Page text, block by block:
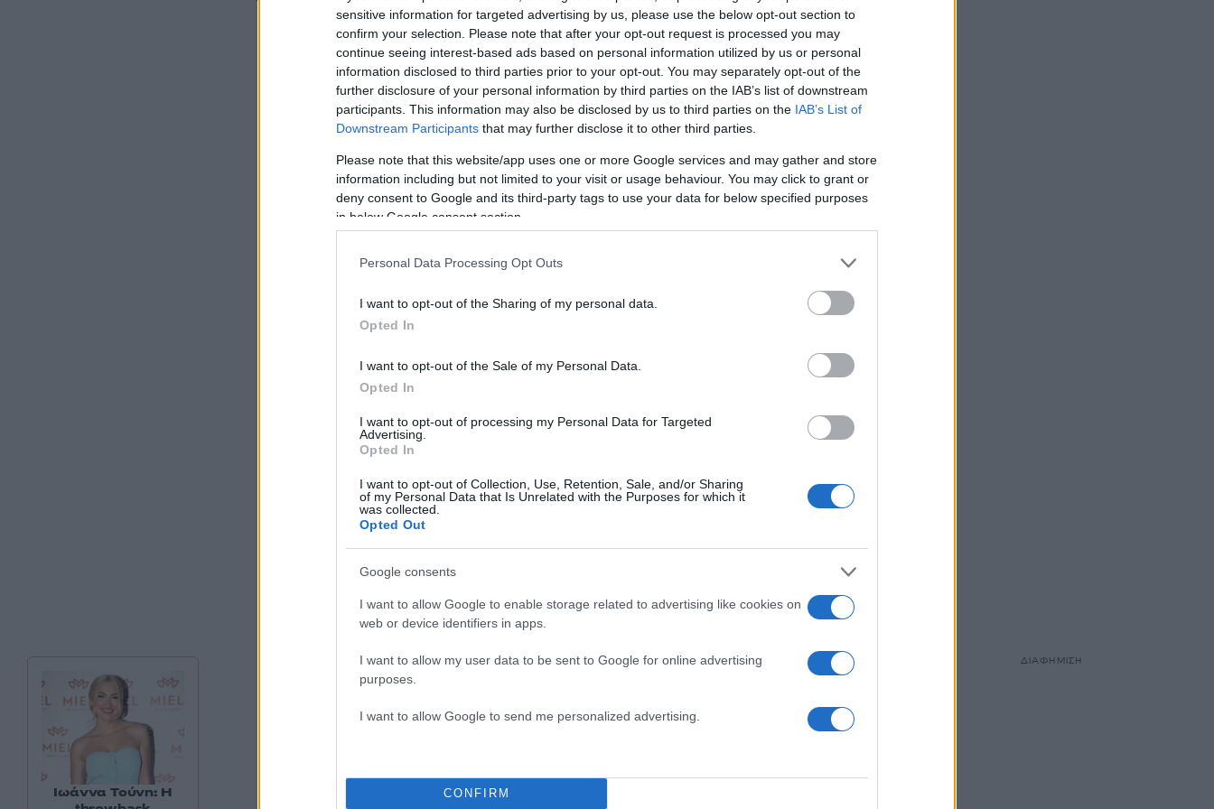
sensitive information for targeted advertising by us, please use the below opt-out section to
confirm your selection. Please note that after your opt-out request is processed you may
continue seeing interest-based ads based on personal information utilized by us or personal
information disclosed to third parties prior to your opt-out. You may separately opt-out of the
further disclosure of your personal information by third parties on the IAB’s list of downstream
participants. This information may also be disclosed by us to third parties on the IAB’s List of
Downstream Participants that may further disclose it to other third parties.
Please note that this website/app uses one or more Google services and may gather and store
information including but not limited to your visit or usage behaviour. You may click to grant or
deny consent to Google and its third-party tags to use your data for below specified purposes
in below Google consent section.
Personal Data Processing Opt Outs
I want to opt-out of the Sharing of my personal data.
Opted In
I want to opt-out of the Sale of my Personal Data.
Opted In
I want to opt-out of processing my Personal Data for Targeted
Advertising.
Opted In
I want to opt-out of Collection, Use, Retention, Sale, and/or Sharing
of my Personal Data that Is Unrelated with the Purposes for which it
was collected.
Opted Out
Google consents
I want to allow Google to enable storage related to advertising like cookies on
web or device identifiers in apps.
I want to allow my user data to be sent to Google for online advertising
purposes.
I want to allow Google to send me personalized advertising.
CONFIRM
Δείτε αυτή τη δημοσίευση στο Instagram.
Η δημοσίευση κοινοποιήθηκε από το χρήστη YUIMA NAKAZATO (@yuimanakazato)
Γεννημένος στην Ιαπωνία το 1985, ο Yuima Nakazato αποφοίτησε από τη
Βασιλική Ακαδημία Καλών Τεχνών της Αμβέρσας, στο Βέλγιο το 2008. Ο
Ιωάννα Τούνη: Η
ΔΙΑΦΗΜΙΣΗ